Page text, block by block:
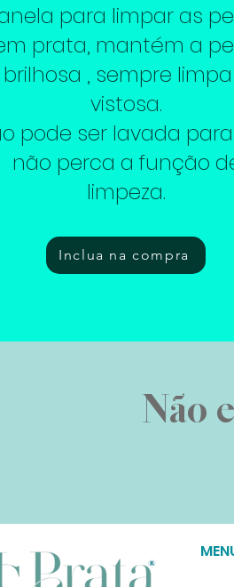
para limpar as
prata, mantém a
brilhosa , sempre
vistosa.
pode ser lavada
não perca a função
limpeza.
Inclua na compra
Não